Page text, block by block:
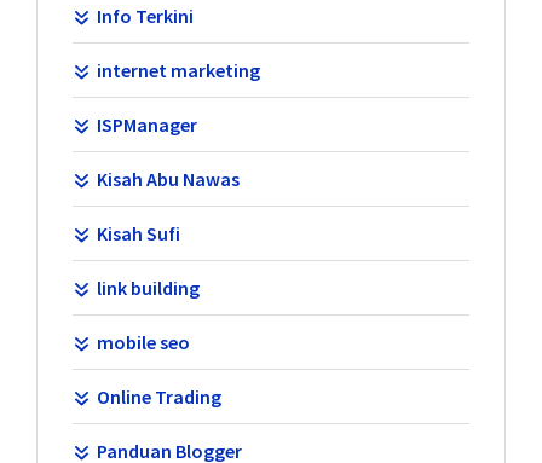
Info Terkini
internet marketing
ISPManager
Kisah Abu Nawas
Kisah Sufi
link building
mobile seo
Online Trading
Panduan Blogger